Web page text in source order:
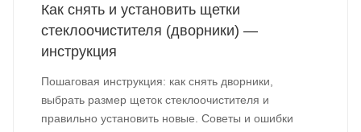
Как снять и установить щетки
стеклоочистителя (дворники) —
инструкция
Пошаговая инструкция: как снять дворники,
выбрать размер щеток стеклоочистителя и
правильно установить новые. Советы и ошибки